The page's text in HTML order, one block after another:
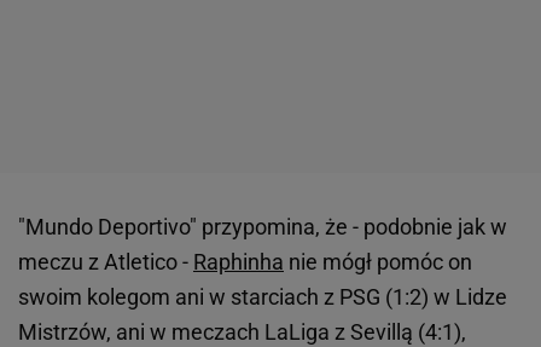
"Mundo Deportivo" przypomina, że - podobnie jak w
meczu z Atletico - Raphinha nie mógł pomóc on
swoim kolegom ani w starciach z PSG (1:2) w Lidze
Mistrzów, ani w meczach LaLiga z Sevillą (4:1),